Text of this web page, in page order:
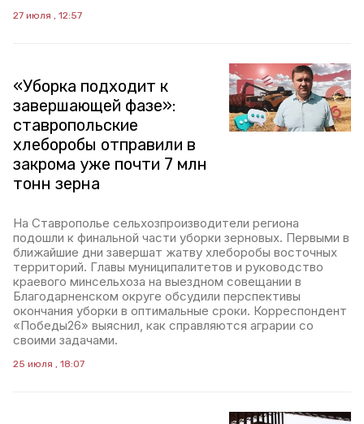
27 июля , 12:57
«Уборка подходит к
завершающей фазе»:
ставропольские
хлеборобы отправили в
закрома уже почти 7 млн
тонн зерна
На Ставрополье сельхозпроизводители региона
подошли к финальной части уборки зерновых. Первыми в
ближайшие дни завершат жатву хлеборобы восточных
территорий. Главы муниципалитетов и руководство
краевого минсельхоза на выездном совещании в
Благодарненском округе обсудили перспективы
окончания уборки в оптимальные сроки. Корреспондент
«Победы26» выяснил, как справляются аграрии со
своими задачами.
25 июля , 18:07